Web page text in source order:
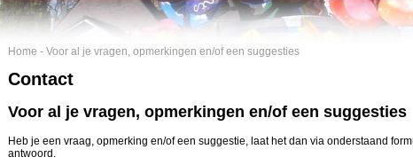
Home - Voor al je vragen, opmerkingen en/of een suggesties
Contact
Voor al je vragen, opmerkingen en/of een suggesties
Heb je een vraag, opmerking en/of een suggestie, laat het dan via onderstaand
antwoord.